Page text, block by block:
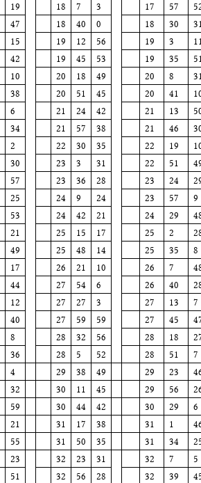
19 18 7 3 17 57
47 18 40 0 18 30
15 19 12 56 19 3
42 19 45 53 19 35
10 20 18 49 20 8
38 20 51 45 20 41
6 21 24 42 21 13
34 21 57 38 21 46
2 22 30 35 22 19
30 23 3 31 22 51
57 23 36 28 23 24
25 24 9 24 23 57
9
53 24 42 21 24 29
21 25 15 17 25 2
49 25 48 14 25 35
8
17 26 21 10 26 7
44 27 54 6 26 40
12 27 27 3 27 13
7
40 27 59 59 27 45
8 28 32 56 28 18
36 28 5 52 28 51
7
4 29 38 49 29 23
32 30 11 45 29 56
59 30 44 42 30 29
6
21 31 17 38 31 1
55 31 50 35 31 34
23 32 23 31 32 7
5
51 32 56 28 32 39